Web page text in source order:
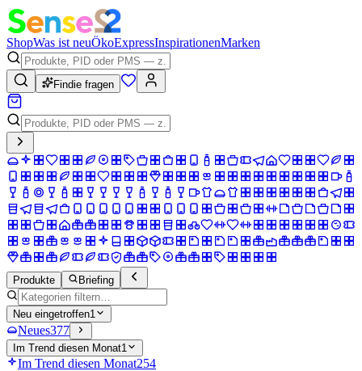
ShopWas ist neuÖkoExpressInspirationenMarken
Findie fragen
Produkte Briefing
Neu eingetroffen1
Neues377
Im Trend diesen Monat1
Im Trend diesen Monat254